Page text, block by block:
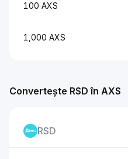
100 AXS
1,000 AXS
Convertește RSD în AXS
RSD